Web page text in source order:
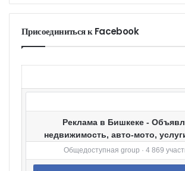
т
г
и
Присоединиться к Facebook
Реклама в Бишкеке -
недвижимость, авто-мото,
Общедоступная group · 4 869